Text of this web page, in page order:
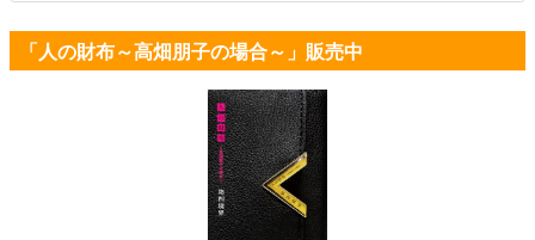
「人の財布～高畑朋子の場合～」販売中